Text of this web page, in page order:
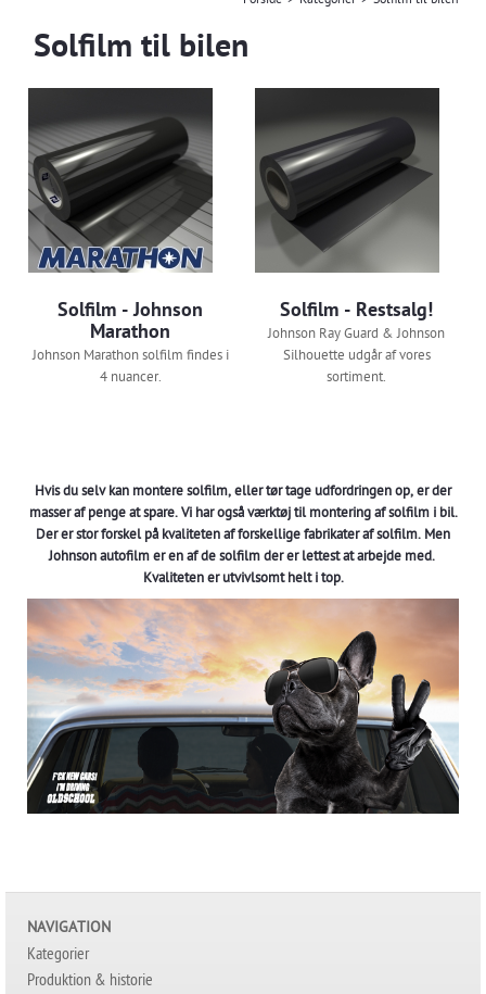
Solfilm til bilen
Solfilm - Johnson
Marathon
Johnson Marathon solfilm findes i
4 nuancer.
Solfilm - Restsalg!
Johnson Ray Guard & Johnson
Silhouette udgår af vores
sortiment.
Hvis du selv kan montere solfilm, eller tør tage udfordringen op, er der
masser af penge at spare. Vi har også værktøj til montering af solfilm i bil.
Der er stor forskel på kvaliteten af forskellige fabrikater af solfilm. Men
Johnson autofilm er en af de solfilm der er lettest at arbejde med.
Kvaliteten er utvivlsomt helt i top.
NAVIGATION
Kategorier
Produktion & historie